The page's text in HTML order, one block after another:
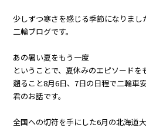
少しずつ寒さを感じる季節になりまし
二輪ブログです。
あの暑い夏をもう一度
ということで、夏休みのエピソードを
遡ること8月6日、7日の日程で二輪車
君のお話です。
全国への切符を手にした6月の北海道